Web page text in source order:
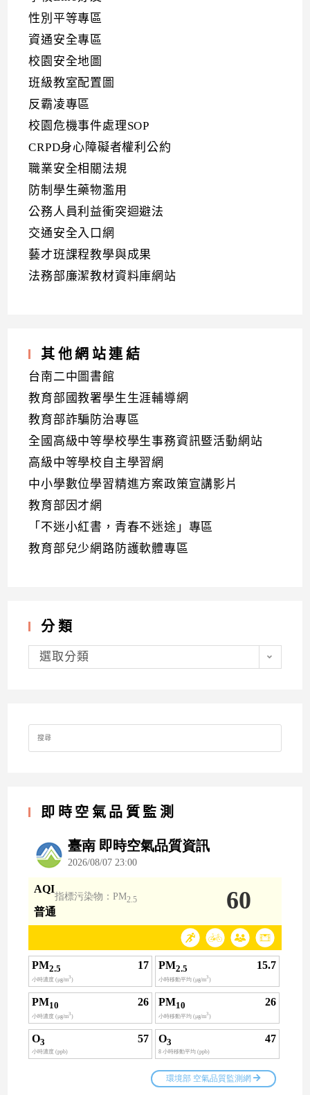
性別平等專區
資通安全專區
校園安全地圖
班級教室配置圖
反霸凌專區
校園危機事件處理SOP
CRPD身心障礙者權利公約
職業安全相關法規
防制學生藥物濫用
公務人員利益衝突迴避法
交通安全入口網
藝才班課程教學與成果
法務部廉潔教材資料庫網站
其他網站連結
台南二中圖書館
教育部國教署學生生涯輔導網
教育部詐騙防治專區
全國高級中等學校學生事務資訊暨活動網站
高級中等學校自主學習網
中小學數位學習精進方案政策宣講影片
教育部因才網
「不迷小紅書，青春不迷途」專區
教育部兒少網路防護軟體專區
分類
分
類選取分類
Search
for:
即時空氣品質監測